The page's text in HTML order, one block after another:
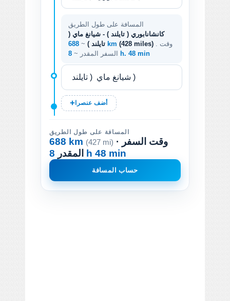
المسافة على طول الطريق
كانشانابوري ( تايلند ) - شيانغ ماي (
تايلند ) ~ 688 km (428 miles)
السفر المقدر ~ 8 h. 48 min
أضف عنصرا
المسافة على طول الطريق
688 km (427 mi) · وقت السفر
المقدر 8 h 48 min
حساب المسافة